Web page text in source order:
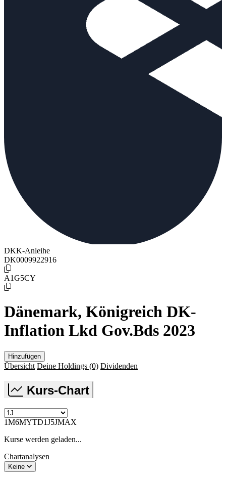
DKK-Anleihe
DK0009922916
A1G5CY
Dänemark, Königreich DK-
Inflation Lkd Gov.Bds 2023
Hinzufügen
Übersicht Deine Holdings (0) Dividenden
Kurs-Chart
1M6MYTD1J5JMAX
Kurse werden geladen...
Chartanalysen
Keine